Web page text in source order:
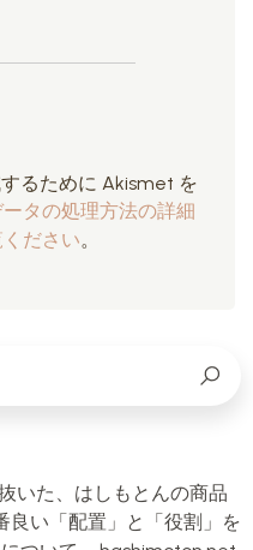
るために Akismet を
タの処理方法の詳細
ださい。
いた、はしもとんの商品
良い「配置」と「役割」を